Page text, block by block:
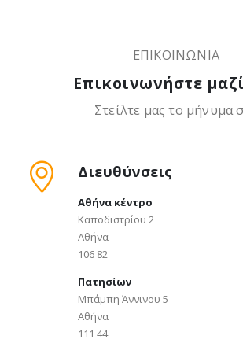
ΕΠΙΚΟΙΝΩΝΙΑ
Επικοινωνήστε
Στείλτε μας το μήνυμα
Διευθύνσεις
Αθήνα κέντρο
Καποδιστρίου 2
Αθήνα
106 82
Πατησίων
Μπάμπη Άννινου 5
Αθήνα
111 44